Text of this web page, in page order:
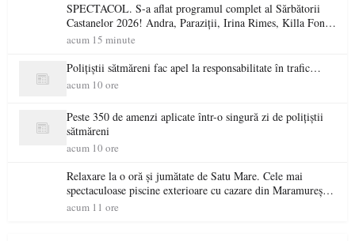
SPECTACOL. S-a aflat programul complet al Sărbătorii
Castanelor 2026! Andra, Paraziții, Irina Rimes, Killa Fonic,
Zdob și Zdub și Fuego vin la Baia Mare
acum 15 minute
Polițiștii sătmăreni fac apel la responsabilitate în trafic…
acum 10 ore
Peste 350 de amenzi aplicate într-o singură zi de polițiștii
sătmăreni
acum 10 ore
Relaxare la o oră și jumătate de Satu Mare. Cele mai
spectaculoase piscine exterioare cu cazare din Maramureș,
ideale pentru o escapadă de vară
acum 11 ore